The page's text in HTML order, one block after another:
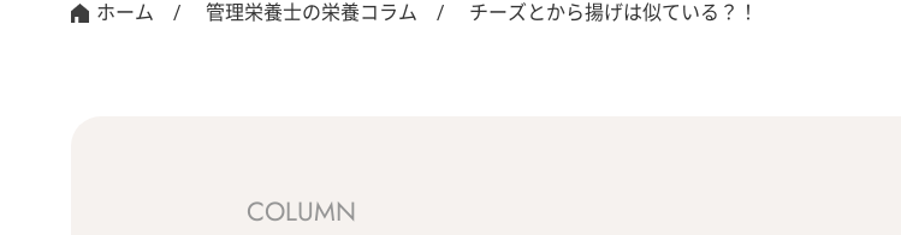
ホーム / 管理栄養士の栄養コラム / チーズとから揚げは似ている？！
COLUMN